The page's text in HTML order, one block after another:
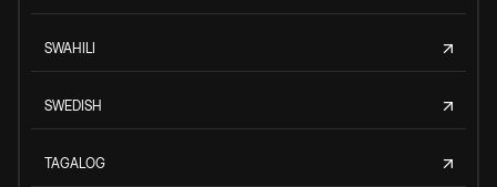
SWAHILI
SWEDISH
TAGALOG